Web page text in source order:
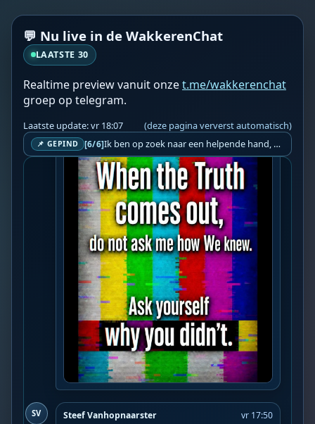
💬 Nu live in de WakkerenChat
LAATSTE 30
Realtime preview vanuit onzet.me/wakkerenchat
groep op telegram.
Laatste update: vr 18:07 (deze pagina ververst automatisch)
📌 GEPIND [6/6] Ik ben op zoek naar een helpende hand, een menselijk oog, een admin die helpt met controleren of de chat wel correct word gemodereerd word door NoMoSpam. 98% gaat automatisch goed, toch ik dit nooit helemaal loslaten en moet er altijd een mens mee blijven opletten bij elke beslissing die gemaakt word. Waar bestaan de werkzaamheden uit? Mee kijken in admin log kanaal naar alle drugs/porno/scams die voorbij komen en in het geval van een randgevalletje, ingrijpen en b.v. een verwijderd maar wel toegestaan bericht terug plaatsen met een druk op de knop. tsja zo banaal en simpel is het gesteld.. Word je hier blij van? Nee. Strookt het je ego? Nee. Word je er beter van? Nee. Kost het veel tijd? Totaal niet, consistentie en regelmaat is belangrijker dan 'er even voor kunnen gaan zitten'.. het werk is in een paar seconden gepiept.. je checkt puur of AI de juiste beslissing heeft gemaakt.. …
SV Steef Vanhopnaarster vr 17:50